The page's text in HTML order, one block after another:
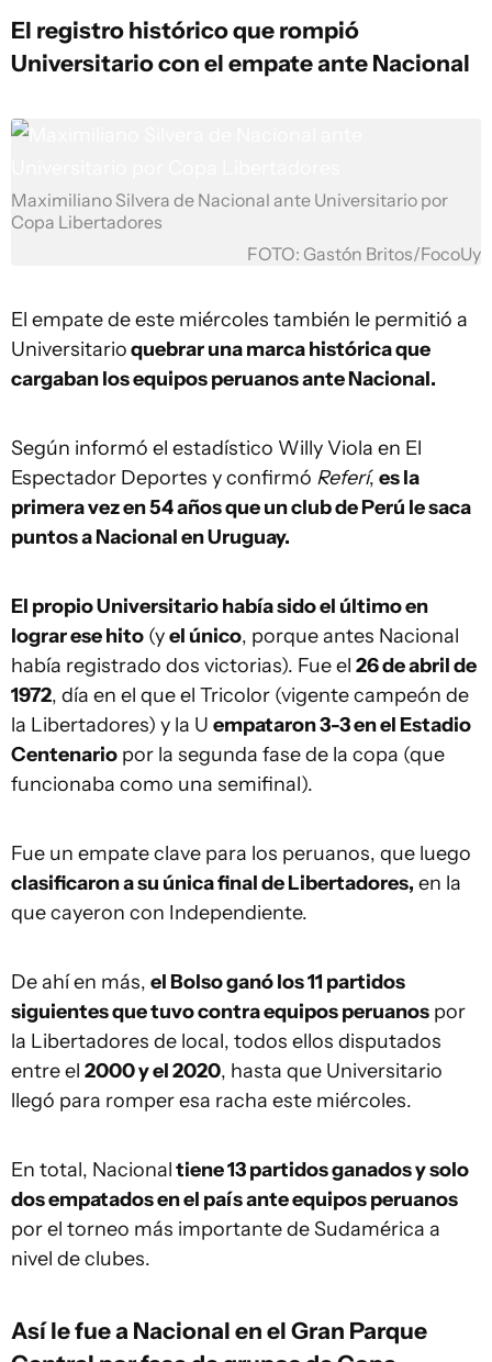
El registro histórico que rompió
Universitario con el empate ante Nacional
Maximiliano Silvera de Nacional ante Universitario por
Copa Libertadores
FOTO: Gastón Britos/FocoUy
El empate de este miércoles también le permitió a
Universitarioquebrar una marca histórica que
cargaban los equipos peruanos ante Nacional.
Según informó el estadístico Willy Viola en El
Espectador Deportes y confirmó Referí, es la
primera vez en 54 años que un club de Perú le saca
puntos a Nacional en Uruguay.
El propio Universitario había sido el último en
lograr ese hito (yel único, porque antes Nacional
había registrado dos victorias). Fue el 26 de abril de
1972, día en el que el Tricolor (vigente campeón de
la Libertadores) y la U empataron 3-3 en el Estadio
Centenario por la segunda fase de la copa (que
funcionaba como una semifinal).
Fue un empate clave para los peruanos, que luego
clasificaron a su única final de Libertadores, en la
que cayeron con Independiente.
De ahí en más, el Bolso ganó los 11 partidos
siguientes que tuvo contra equipos peruanos por
la Libertadores de local, todos ellos disputados
entre el 2000 y el 2020, hasta que Universitario
llegó para romper esa racha este miércoles.
En total, Nacionaltiene 13 partidos ganados y solo
dos empatados en el país ante equipos peruanos
por el torneo más importante de Sudamérica a
nivel de clubes.
Así le fue a Nacional en el Gran Parque